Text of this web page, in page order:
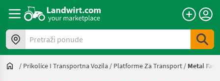
Pretraži ponude
/ Prikolice I Transportna Vozila / Platforme Za Transport / Metal Fach